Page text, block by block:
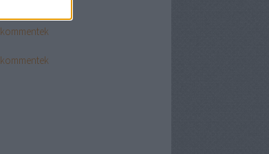
kommentek
kommentek